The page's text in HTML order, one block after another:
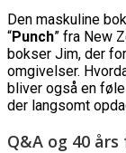
Den maskuline
“Punch” fra New
bokser Jim, der
omgivelser.
bliver også en
der langsomt
Q&A og 40